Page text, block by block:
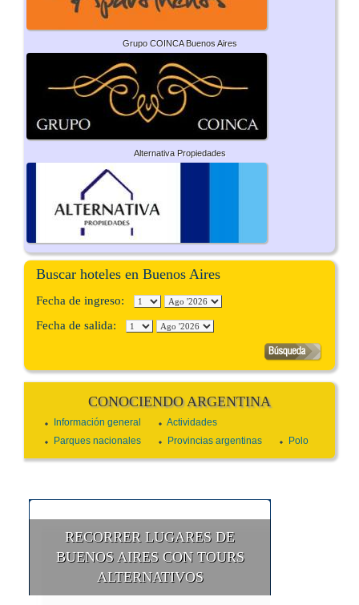
Grupo COINCA Buenos Aires
Alternativa Propiedades
Buscar hoteles en Buenos Aires
Fecha de ingreso:
Fecha de salida:
CONOCIENDO ARGENTINA
Información general
Actividades
Parques nacionales
Provincias argentinas Polo
RECORRER LUGARES DE
BUENOS AIRES CON TOURS
ALTERNATIVOS